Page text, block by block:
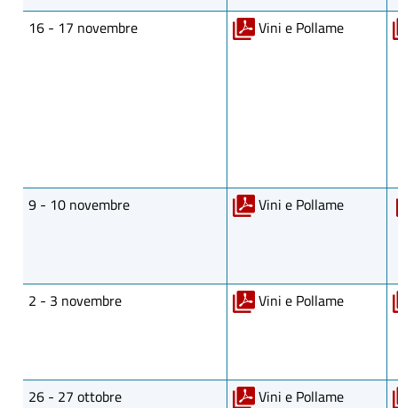
16 - 17 novembre Vini e Pollame
9 - 10 novembre Vini e Pollame
2 - 3 novembre Vini e Pollame
26 - 27 ottobre Vini e Pollame